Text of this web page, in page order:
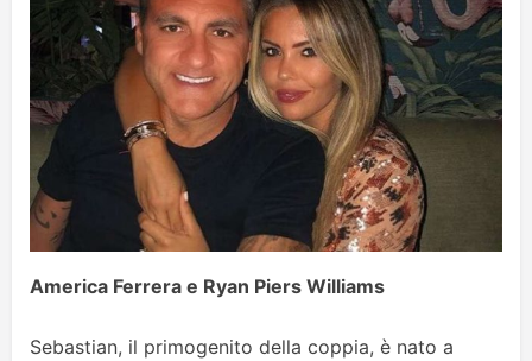
America Ferrera e Ryan Piers Williams
Sebastian, il primogenito della coppia, è nato a